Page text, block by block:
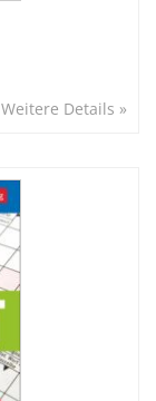
Weitere Details »